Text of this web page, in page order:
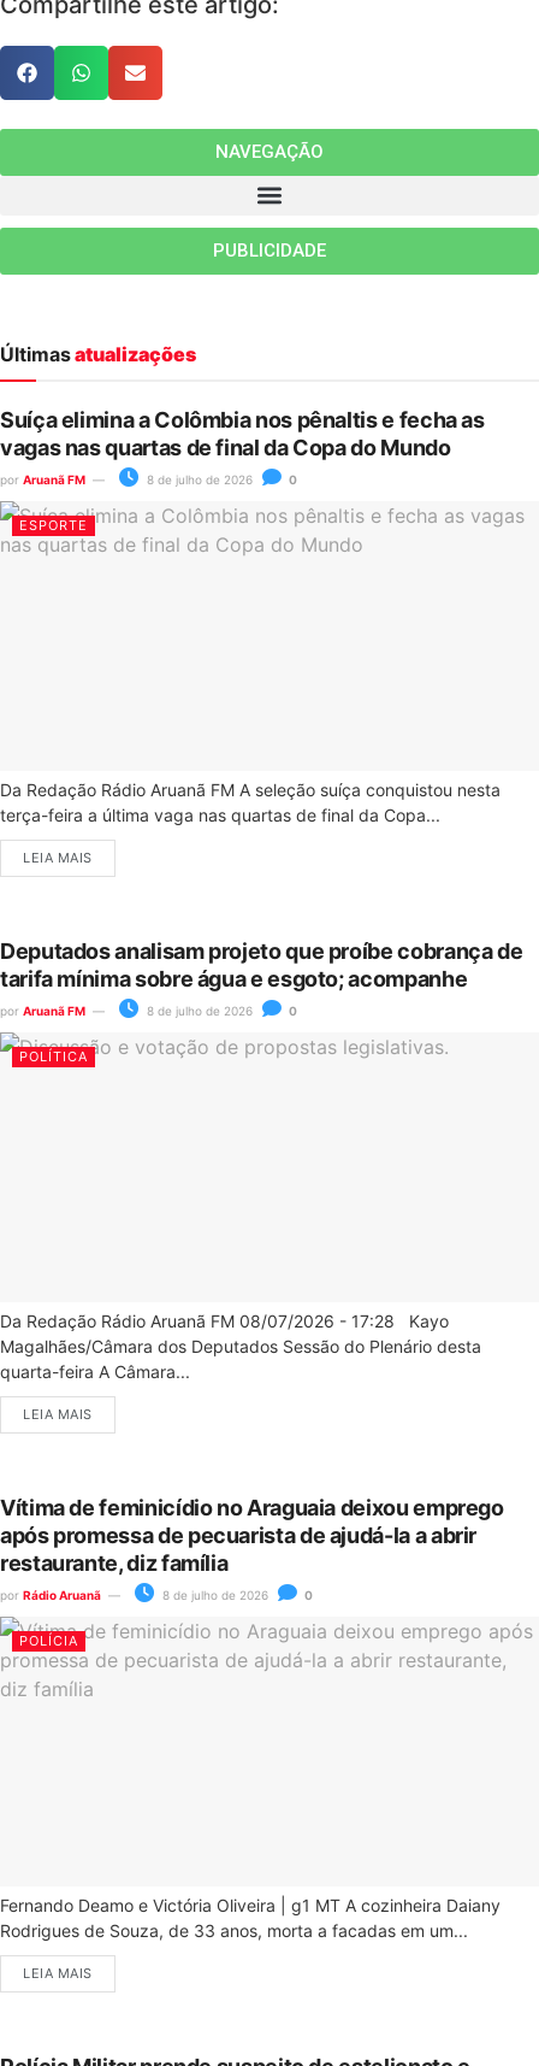
NAVEGAÇÃO
PUBLICIDADE
Últimasatualizações
Suíça elimina a Colômbia nos pênaltis e fecha as
vagas nas quartas de final da Copa do Mundo
por Aruanã FM 8 de julho de 2026 0
ESPORTE
Da Redação Rádio Aruanã FM A seleção suíça conquistou nesta
terça-feira a última vaga nas quartas de final da Copa...
LEIA MAIS
Deputados analisam projeto que proíbe cobrança de
tarifa mínima sobre água e esgoto; acompanhe
por Aruanã FM 8 de julho de 2026 0
POLÍTICA
Da Redação Rádio Aruanã FM 08/07/2026 - 17:28 Kayo
Magalhães/Câmara dos Deputados Sessão do Plenário desta
quarta-feira A Câmara...
LEIA MAIS
Vítima de feminicídio no Araguaia deixou emprego
após promessa de pecuarista de ajudá-la a abrir
restaurante, diz família
por Rádio Aruanã 8 de julho de 2026 0
POLÍCIA
Fernando Deamo e Victória Oliveira | g1 MT A cozinheira Daiany
Rodrigues de Souza, de 33 anos, morta a facadas em um...
LEIA MAIS